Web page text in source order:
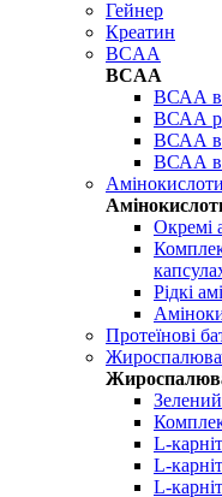
Гейнер
Креатин
BCAA
BCAA
ВСАА в
ВСАА
ВСАА в
ВСАА в
Амінокислоти
Окремі
Рідкі
Протеїнові
L-
L-
L-